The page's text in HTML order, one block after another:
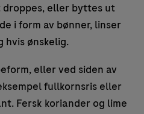
droppes, eller byttes ut
i form av bønner, linser
hvis ønskelig.
eller ved siden av
fullkornsris eller
Fersk koriander og lime